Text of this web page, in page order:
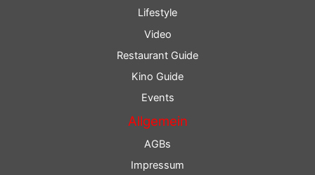
Lifestyle
Video
Restaurant Guide
Kino Guide
Events
Allgemein
AGBs
Impressum